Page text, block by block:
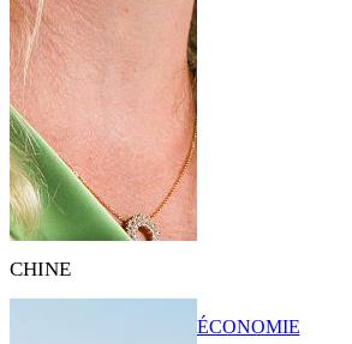
CHINE
ÉCONOMIE